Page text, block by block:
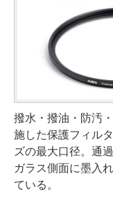
撥水・撥油・防汚
施した保護フィル
ズの最大口径。通
ガラス側面に墨入
ている。